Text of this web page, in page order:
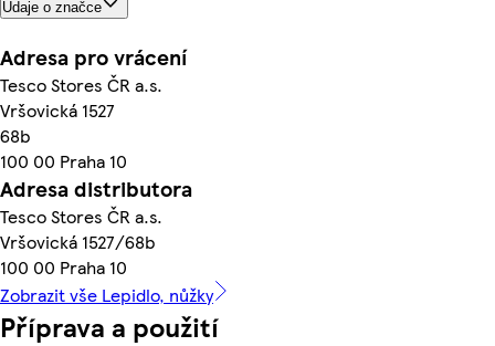
Údaje o značce
Adresa pro vrácení
Tesco Stores ČR a.s.
Vršovická 1527
68b
100 00 Praha 10
Adresa distributora
Tesco Stores ČR a.s.
Vršovická 1527/68b
100 00 Praha 10
Zobrazit vše Lepidlo, nůžky
Příprava a použití